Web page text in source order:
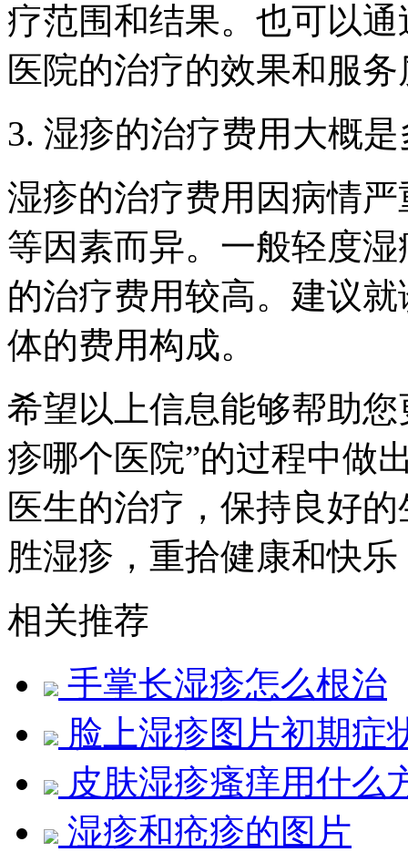
疗范围和结果。也可以
医院的治疗的效果和服
3. 湿疹的治疗费用大概
湿疹的治疗费用因病情
等因素而异。一般轻度
的治疗费用较高。建议
体的费用构成。
希望以上信息能够帮助
疹哪个医院”的过程中做
医生的治疗，保持良好
胜湿疹，重拾健康和快乐
相关推荐
手掌长湿疹怎么根治
脸上湿疹图片初期症
皮肤湿疹瘙痒用什么
湿疹和疮疹的图片